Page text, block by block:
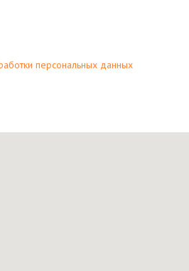
персональных данных